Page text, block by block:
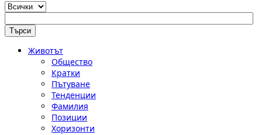
Животът
Общество
Кратки
Пътуване
Тенденции
Фамилия
Позиции
Хоризонти